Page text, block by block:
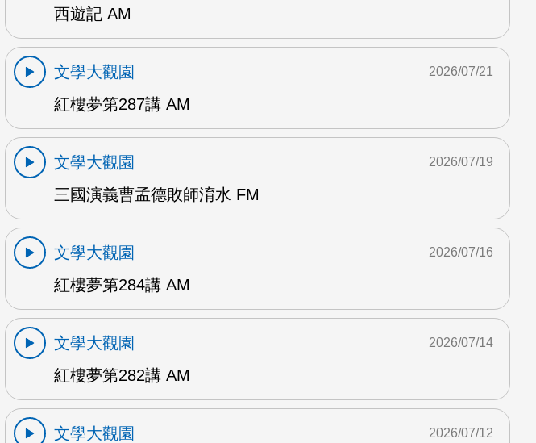
西遊記 AM
文學大觀園
紅樓夢第287講 AM
2026/07/21
文學大觀園
三國演義曹孟德敗師淯水 FM
2026/07/19
文學大觀園
紅樓夢第284講 AM
2026/07/16
文學大觀園
紅樓夢第282講 AM
2026/07/14
文學大觀園
2026/07/12